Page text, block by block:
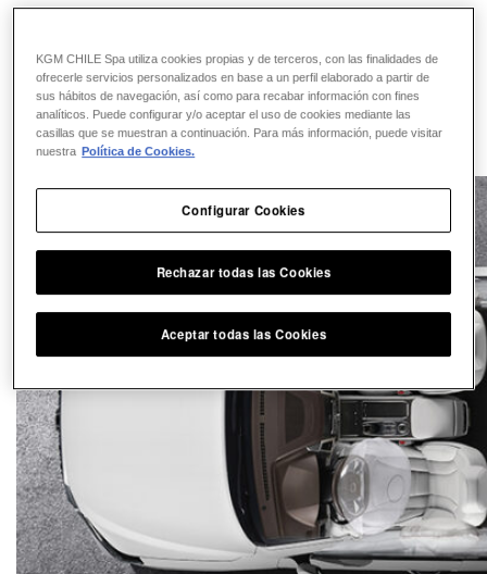
ocupantes, y el Rexton no escatima en este aspecto.
de cortina, asegurando que cada ocupante esté protegido
en caso de una colisión.
KGM CHILE Spa utiliza cookies propias y de terceros, con las finalidades de
ofrecerle servicios personalizados en base a un perfil elaborado a partir de
sus hábitos de navegación, así como para recabar información con fines
analíticos. Puede configurar y/o aceptar el uso de cookies mediante las
casillas que se muestran a continuación. Para más información, puede visitar
nuestra Política de Cookies.
Configurar Cookies
Rechazar todas las Cookies
Aceptar todas las Cookies